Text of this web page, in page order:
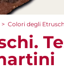
> Colori degli